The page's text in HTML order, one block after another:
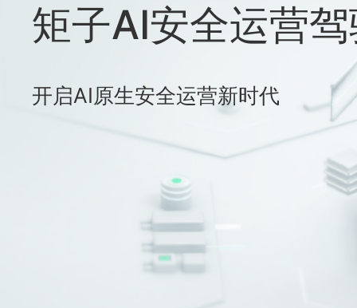
迈向主动防御智
实现AI编排、AI分析与AI诱饵三大